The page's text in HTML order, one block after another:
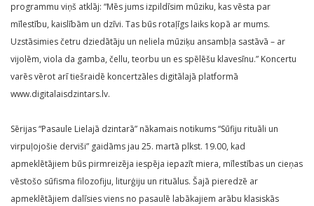
programmu viņš atklāj: “Mēs jums izpildīsim mūziku, kas vēsta par
mīlestību, kaislībām un dzīvi. Tas būs rotaļīgs laiks kopā ar mums.
Uzstāsimies četru dziedātāju un neliela mūziķu ansambļa sastāvā – ar
vijolēm, viola da gamba, čellu, teorbu un es spēlēšu klavesīnu.” Koncertu
varēs vērot arī tiešraidē koncertzāles digitālajā platformā
www.digitalaisdzintars.lv.
Sērijas “Pasaule Lielajā dzintarā” nākamais notikums “Sūfiju rituāli un
virpuļojošie derviši” gaidāms jau 25. martā plkst. 19.00, kad
apmeklētājiem būs pirmreizēja iespēja iepazīt miera, mīlestības un cieņas
vēstošo sūfisma filozofiju, liturģiju un rituālus. Šajā pieredzē ar
apmeklētājiem dalīsies viens no pasaulē labākajiem arābu klasiskās